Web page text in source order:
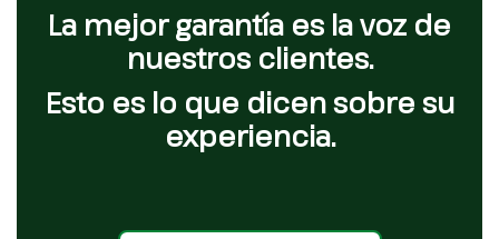
La mejor garantía es la voz de
nuestros clientes.
Esto es lo que dicen sobre su
experiencia.